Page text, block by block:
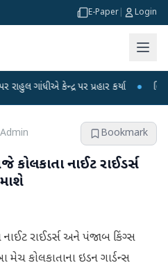
E-Paper Login
કેન્દ્ર પર પ્રહાર કર્યા ● હિંમતનગરમાં
Bookmark
નાઈટ રાઈડર્સ
રાઈડર્સ અને પંજાબ કિંગ્સ
કોલકાતાના ઇડન ગાર્ડન્સ